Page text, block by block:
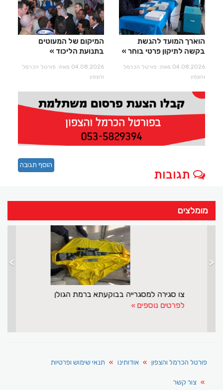
הוארך המועד להגשת
בקשה לתיקון פרטי בוחר
04.08.2026 מאת: פורטל הכרמל
והצפון
המיקום של המעוטים
בתנועת הליכוד
04.08.2026 מאת: פורטל הכרמל
והצפון
תגובות
הוסף תגובה
מומלצים
ד"ר ניירוז בדיר במשימה רפואית להצלת ראייה באתיופיה
לפרטים נוספים
> <
פורטל הכרמל והצפון אודותינו תנאי שימוש ופרטיות
צור קשר